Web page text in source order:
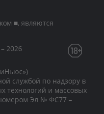
■, являются
2026
службой по надзору в
технологий и массовых
Эл № ФС77 –